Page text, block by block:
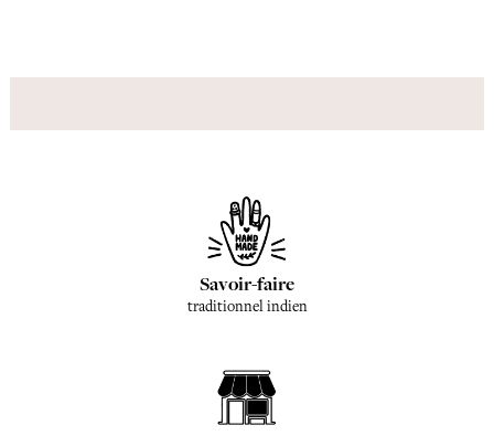
Savoir-faire
traditionnel indien